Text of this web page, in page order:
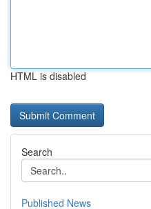
HTML is disabled
Search
Published News